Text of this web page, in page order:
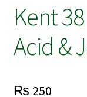
Kent
Acid &
₨ 250